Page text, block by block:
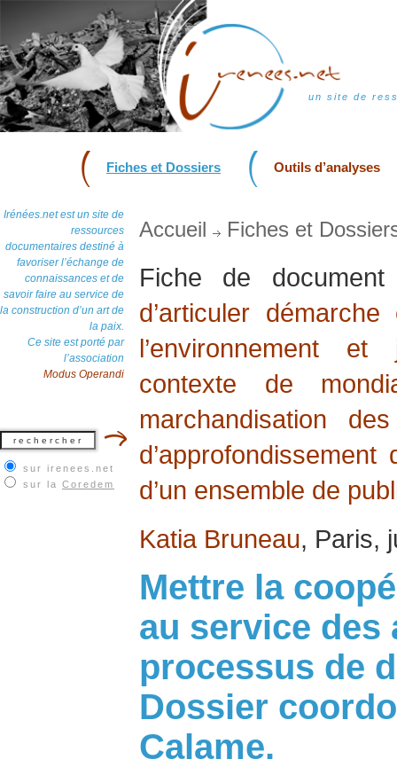
un site de
Fiches et Dossiers Outils d’analyses
Irénées.net est un site de
ressources
documentaires destiné à
favoriser l’échange de
connaissances et de
savoir faire au service de
la construction d’un art de
la paix.
Ce site est porté par
l’association
Modus Operandi
sur irenees.net
sur la Coredem
Accueil Fiches et
Fiche de
d’articuler
l’environnement
contexte de
marchandisation
d’un ensemble de
Katia Bruneau, Paris,
Mettre la
au service des
processus de
Dossier
Calame.